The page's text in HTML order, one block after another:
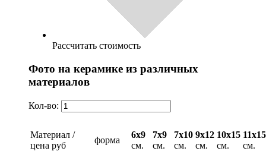
Рассчитать стоимость
Фото на керамике из различных
материалов
Кол-во:
Материал /
цена руб
форма
6х9
см.
7х9
см.
7х10
см.
9х12
см.
10х15
см.
11х15
см.